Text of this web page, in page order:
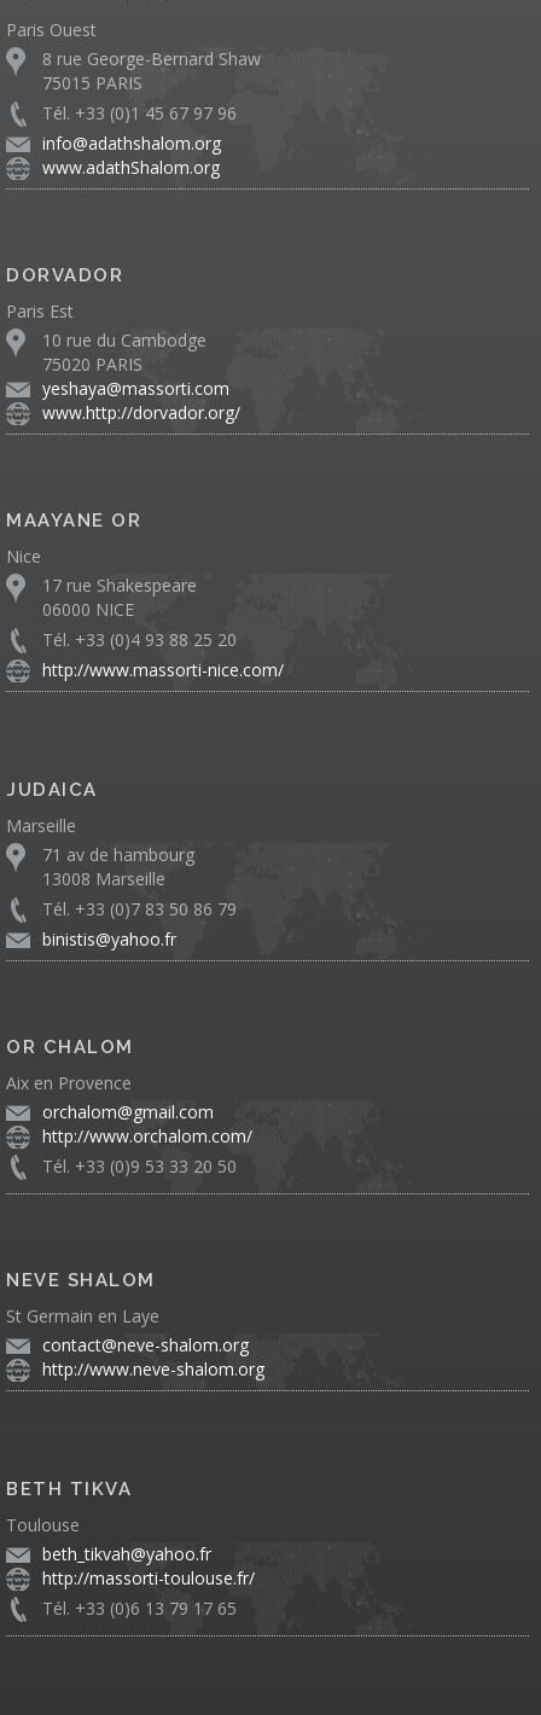
Paris Ouest
8 rue George-Bernard Shaw
75015 PARIS
Tél. +33 (0)1 45 67 97 96
info@adathshalom.org
www.adathShalom.org
DORVADOR
Paris Est
10 rue du Cambodge
75020 PARIS
yeshaya@massorti.com
www.http://dorvador.org/
MAAYANE OR
Nice
17 rue Shakespeare
06000 NICE
Tél. +33 (0)4 93 88 25 20
http://www.massorti-nice.com/
JUDAICA
Marseille
71 av de hambourg
13008 Marseille
Tél. +33 (0)7 83 50 86 79
binistis@yahoo.fr
OR CHALOM
Aix en Provence
orchalom@gmail.com
http://www.orchalom.com/
Tél. +33 (0)9 53 33 20 50
NEVE SHALOM
St Germain en Laye
contact@neve-shalom.org
http://www.neve-shalom.org
BETH TIKVA
Toulouse
beth_tikvah@yahoo.fr
http://massorti-toulouse.fr/
Tél. +33 (0)6 13 79 17 65